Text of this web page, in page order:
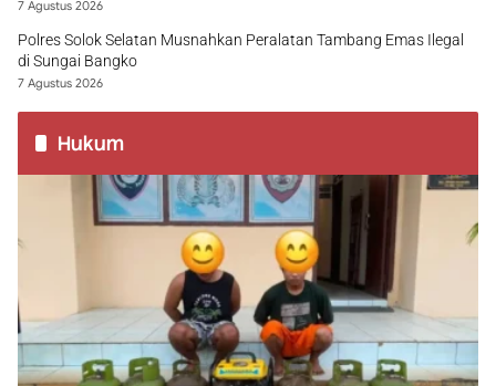
7 Agustus 2026
Polres Solok Selatan Musnahkan Peralatan Tambang Emas Ilegal
di Sungai Bangko
7 Agustus 2026
Hukum